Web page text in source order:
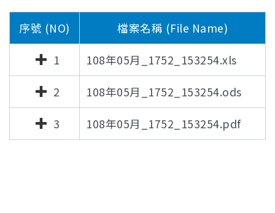
序號 (NO) 檔案名稱 (File Name)
1 108年05月_1752_153254.xls
2 108年05月_1752_153254.ods
3 108年05月_1752_153254.pdf